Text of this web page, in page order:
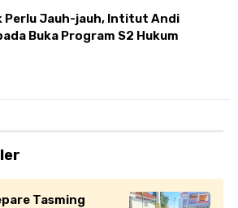
Perlu Jauh-jauh, Intitut Andi
Buka Program S2 Hukum
Tasming